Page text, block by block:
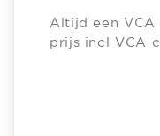
Altijd een VCA
prijs incl VCA